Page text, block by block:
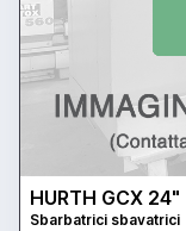
HURTH GCX 24"
Sbarbatrici sbavatrici